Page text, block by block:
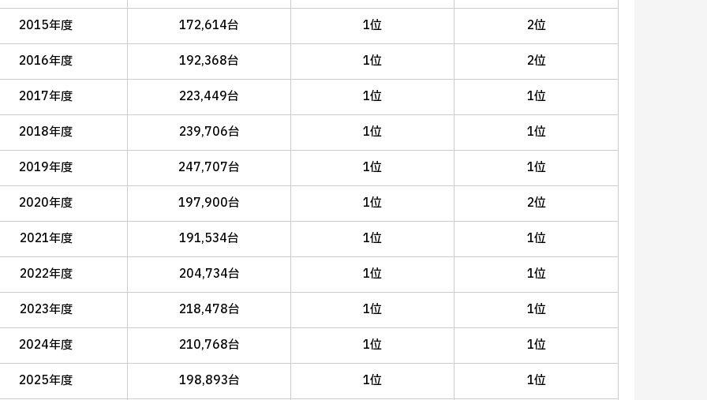
2015年度
172,614台 1位
2位
2016年度
192,368台 1位
2位
2017年度
223,449台 1位
1位
2018年度
239,706台 1位
1位
2019年度
247,707台 1位
1位
2020年度
197,900台 1位
2位
2021年度
191,534台 1位
1位
2022年度
204,734台 1位
1位
2023年度
218,478台 1位
1位
2024年度
210,768台 1位
1位
2025年度
198,893台 1位 1位